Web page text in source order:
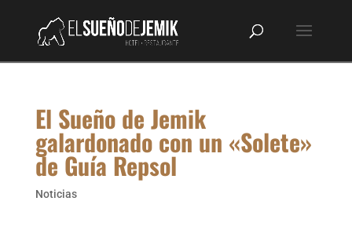
El Sueño de Jemik
galardonado con un «Solete»
de Guía Repsol
Noticias